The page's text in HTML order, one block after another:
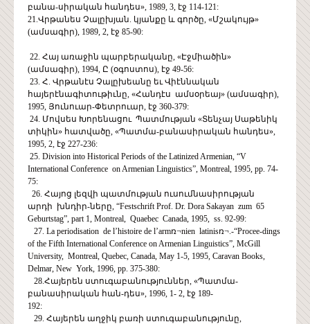
բանա-սիրական հանդես», 1989, 3, էջ 114-121:
21.Վրթանես Չալըխյան. կյանքը և գործը, «Մշակույթ»
(ամսագիր), 1989, 2, էջ 85-90:
22. Հայ առաջին պարբերականը, «Էջմիածին»
(ամսագիր), 1994, Ը (օգոստոս), էջ 49-56:
23. Հ. Վրթանէս Չալըխեանը եւ Վիէննական
հայերէնագիտութիւնը, «Հանդէս ամսօրեայ» (ամսագիր),
1995, Յունուար-Փետրուար, էջ 360-379:
24. Մովսես Խորենացու Պատմության «Տենչայ Սաթենիկ
տիկին» հատվածը, «Պատմա-բանասիրական հանդես»,
1995, 2, էջ 227-236:
25. Division into Historical Periods of the Latinized Armenian, “V
International Conference on Armenian Linguistics”, Montreal, 1995, pp. 74-
75:
26. Հայոց լեզվի պատմության ուսումնասիրության
արդի խնդիր-ները, “Festschrift Prof. Dr. Dora Sakayan zum 65
Geburtstag”, part 1, Montreal, Quaebec Canada, 1995, ss. 92-99:
27. La periodisation de l’histoire de l’armռ¬nien latinisռ¬.-“Procee-dings
of the Fifth International Conference on Armenian Linguistics”, McGill
University, Montreal, Quebec, Canada, May 1-5, 1995, Caravan Books,
Delmar, New York, 1996, pp. 375-380:
28.Հայերեն ստուգաբանություններ, «Պատմա-
բանասիրական հան-դես», 1996, 1- 2, էջ 189-
192:
29. Հայերեն աղջիկ բառի ստուգաբանությունը,